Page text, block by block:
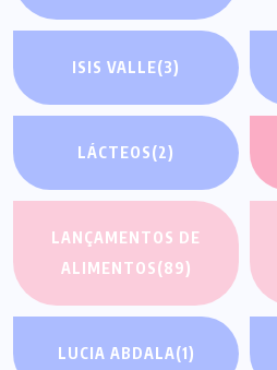
ISIS VALLE(3)
LÁCTEOS(2)
LANÇAMENTOS DE
ALIMENTOS(89)
LUCIA ABDALA(1)